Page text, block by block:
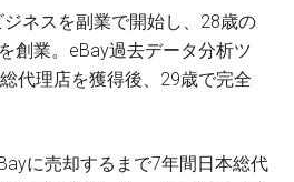
ネスを副業で開始し、28歳の
創業。eBay過去データ分析ツ
代理店を獲得後、29歳で完全
に売却するまで7年間日本総代